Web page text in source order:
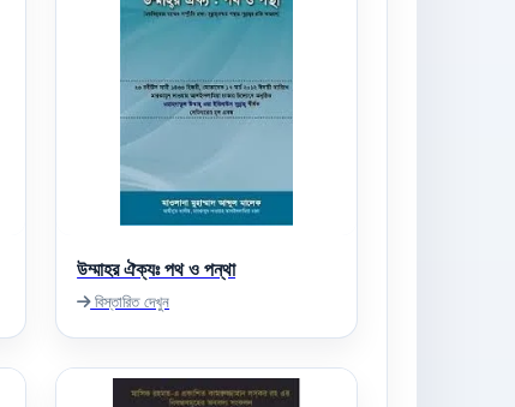
উম্মাহর ঐক্যঃ পথ ও পন্থা
বিস্তারিত দেখুন